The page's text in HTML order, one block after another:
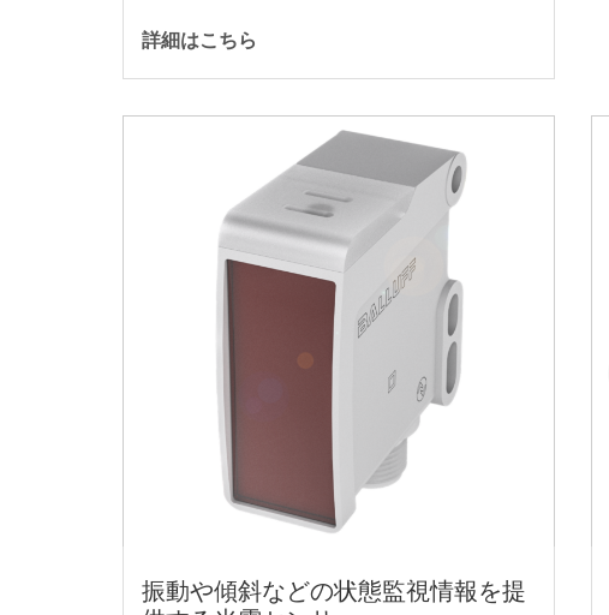
詳細はこちら
振動や傾斜などの状態監視情報を提